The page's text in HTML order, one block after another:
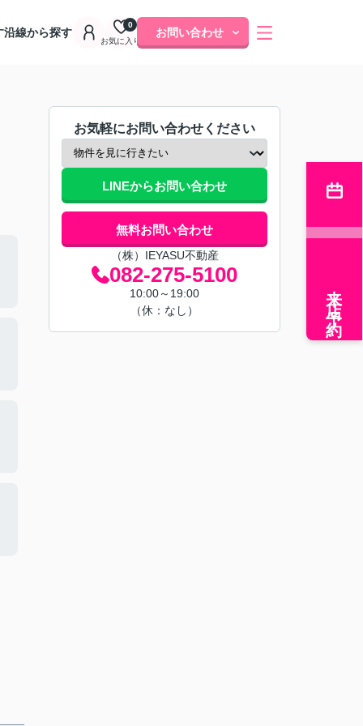
沿線から探す
お気に入り
0
お問い合わせ
お気軽にお問い合わせください
LINEからお問い合わせ
無料お問い合わせ
（株）IEYASU不動産
082-275-5100
10:00～19:00
（休：なし）
来店予約